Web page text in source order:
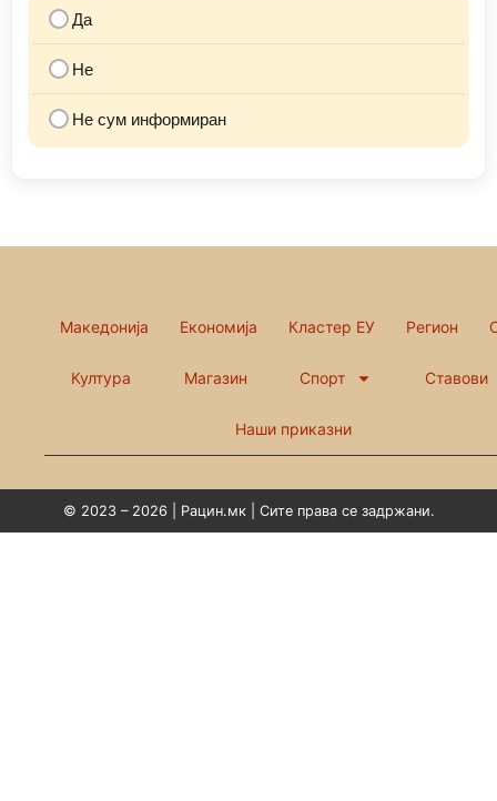
Да
Не
Не сум информиран
Македонија Економија Кластер ЕУ Регион
Култура Магазин Спорт Ставови
Наши приказни
© 2023 – 2026 | Рацин.мк | Сите права се задржани.